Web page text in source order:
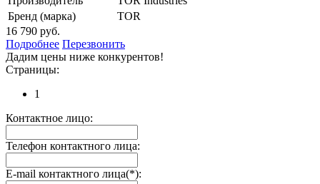
Бренд (марка)
TOR
16 790 руб.
Подробнее Перезвонить
Дадим цены ниже конкурентов!
Страницы:
1
Контактное лицо:
Телефон контактного лица:
E-mail контактного лица(*):